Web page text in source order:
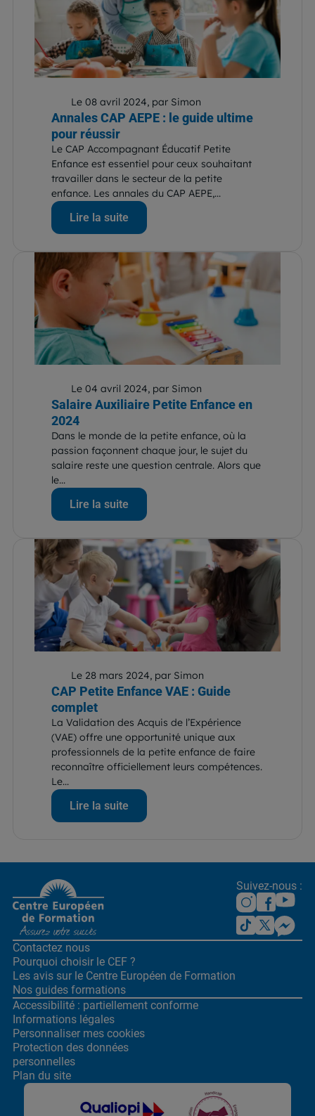
Le 08 avril 2024, par Simon
Annales CAP AEPE : le guide ultime
pour réussir
Le CAP Accompagnant Éducatif Petite
Enfance est essentiel pour ceux souhaitant
travailler dans le secteur de la petite
enfance. Les annales du CAP AEPE,...
Lire la suite
Le 04 avril 2024, par Simon
Salaire Auxiliaire Petite Enfance en
2024
Dans le monde de la petite enfance, où la
passion façonnent chaque jour, le sujet du
salaire reste une question centrale. Alors que
le...
Lire la suite
Le 28 mars 2024, par Simon
CAP Petite Enfance VAE : Guide
complet
La Validation des Acquis de l’Expérience
(VAE) offre une opportunité unique aux
professionnels de la petite enfance de faire
reconnaître officiellement leurs compétences.
Le...
Lire la suite
Suivez-nous :
Contactez nous
Pourquoi choisir le CEF ?
Les avis sur le Centre Européen de Formation
Nos guides formations
Accessibilité : partiellement conforme
Informations légales
Personnaliser mes cookies
Protection des données
personnelles
Plan du site